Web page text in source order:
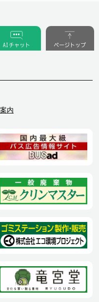
内
AIチャット ページトップ